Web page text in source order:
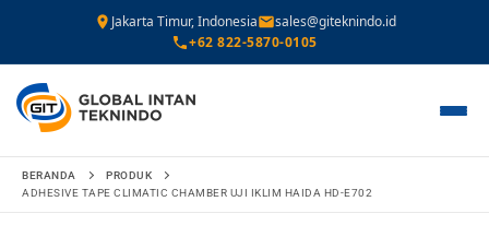
Jakarta Timur, Indonesia
sales@giteknindo.id
+62 822-5870-0105
Lompat
BERANDA
PRODUK
ADHESIVE TAPE CLIMATIC CHAMBER UJI IKLIM HAIDA HD-E702